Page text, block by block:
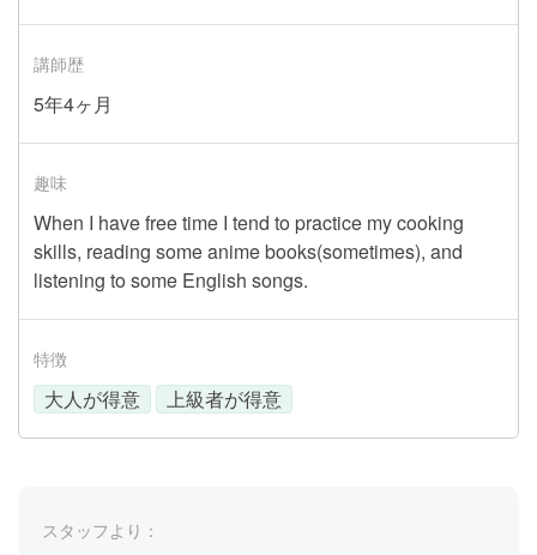
講師歴
5年4ヶ月
趣味
When I have free time I tend to practice my cooking
skills, reading some anime books(sometimes), and
listening to some English songs.
特徴
大人が得意 上級者が得意
スタッフより：